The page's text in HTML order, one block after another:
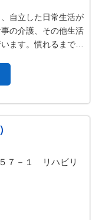
自立した日常生活が
の介護、その他生活
ます。慣れるまでは
７－１ リハビリ